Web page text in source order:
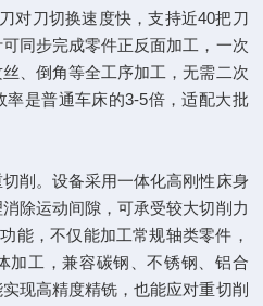
对刀切换速度快，支持近40把刀
同步完成零件正反面加工，一次
、倒角等全工序加工，无需二次
是普通车床的3-5倍，适配大批
。设备采用一体化高刚性床身
除运动间隙，可承受较大切削力
能，不仅能加工常规轴类零件，
加工，兼容碳钢、不锈钢、铝合
现高精度精铣，也能应对重切削